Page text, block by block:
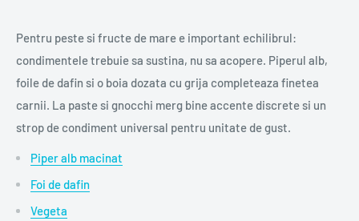
Pentru peste si fructe de mare e important echilibrul:
condimentele trebuie sa sustina, nu sa acopere. Piperul alb,
foile de dafin si o boia dozata cu grija completeaza finetea
carnii. La paste si gnocchi merg bine accente discrete si un
strop de condiment universal pentru unitate de gust.
Piper alb macinat
Foi de dafin
Vegeta